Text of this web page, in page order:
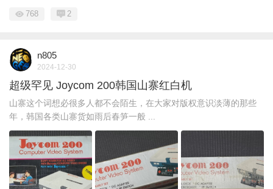
768 2
n805
2024-12-30
超级罕见 Joycom 200韩国山寨红白机
山寨这个词想必很多人都不会陌生，在大家对版权意识淡薄的那些
年，韩国各类山寨货如雨后春笋一般 ...